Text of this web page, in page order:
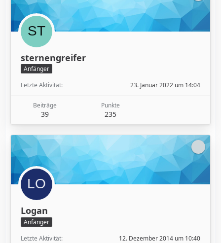
sternengreifer
Anfänger
Letzte Aktivität
23. Januar 2022 um 14:04
Beiträge
39
Punkte
235
Logan
Anfänger
Letzte Aktivität
12. Dezember 2014 um 10:40